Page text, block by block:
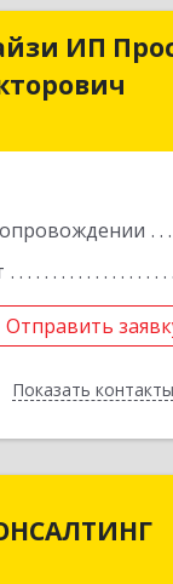
ИП
Отправить
Показать контакты
ИП
Денис
Отправить
Назад
обл, Обнинск